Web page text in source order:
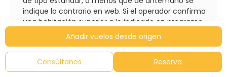
Añadir vuelos desde origen
Consúltanos Reserva
indique lo contrario en web. Si el operador confirma
una habitación superior a lo indicado en programa,
no es contractual y en destino siempre depende
de la disponibilidad del establecimiento.
No se recomiendan las habitaciones triples. La 3ª
cama puede ser una turca o plegatin (no cómoda,
inferior a una cama individual estándar); una